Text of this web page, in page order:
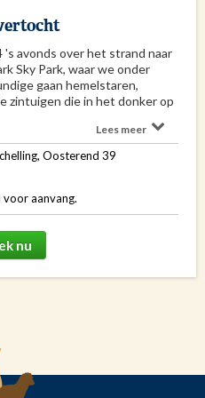
avonds over het strand naar
Sky Park, waar we onder
gaan hemelstaren,
zintuigen die in het donker op
deze activiteit mogelijk van 1
Sky is meer
lucht, BEKIJK de
BEKLIM de Jan
over het gevarieerde
BESCHOUW weinig
de sterrenhemel bij helder
van de stilte, LUISTER naar
ONTVANG na afloop een
op dat moment, VOEL de
Lees meer
Oosterend 39
voor aanvang.
nu